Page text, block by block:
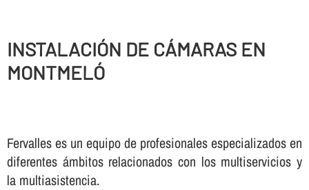
INSTALACIÓN DE CÁMARAS EN
MONTMELÓ
Fervalles es un equipo de profesionales especializados en
diferentes ámbitos relacionados con los multiservicios y
la multiasistencia.